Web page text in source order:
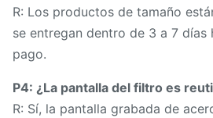
R: Los productos de tamaño
se entregan dentro de 3 a 7 días
pago.
P4: ¿La pantalla del filtro es
R: Sí, la pantalla grabada de